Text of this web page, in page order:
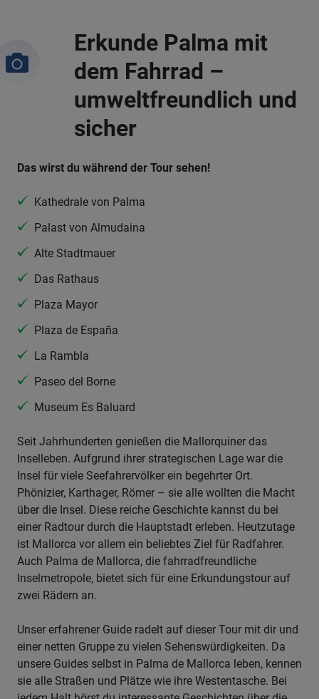
Erkunde Palma mit
dem Fahrrad –
umweltfreundlich und
sicher
Das wirst du während der Tour sehen!
Kathedrale von Palma
Palast von Almudaina
Alte Stadtmauer
Das Rathaus
Plaza Mayor
Plaza de España
La Rambla
Paseo del Borne
Museum Es Baluard
Seit Jahrhunderten genießen die Mallorquiner das
Inselleben. Aufgrund ihrer strategischen Lage war die
Insel für viele Seefahrervölker ein begehrter Ort.
Phönizier, Karthager, Römer – sie alle wollten die Macht
über die Insel. Diese reiche Geschichte kannst du bei
einer Radtour durch die Hauptstadt erleben. Heutzutage
ist Mallorca vor allem ein beliebtes Ziel für Radfahrer.
Auch Palma de Mallorca, die fahrradfreundliche
Inselmetropole, bietet sich für eine Erkundungstour auf
zwei Rädern an.
Unser erfahrener Guide radelt auf dieser Tour mit dir und
einer netten Gruppe zu vielen Sehenswürdigkeiten. Da
unsere Guides selbst in Palma de Mallorca leben, kennen
sie alle Straßen und Plätze wie ihre Westentasche. Bei